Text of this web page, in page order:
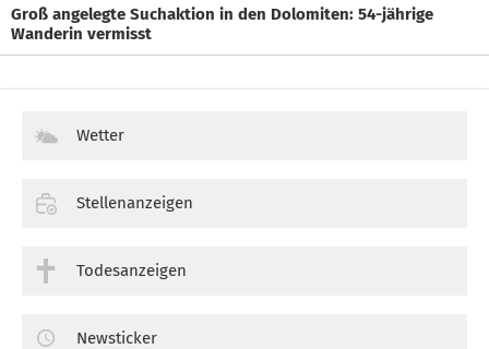
Groß angelegte Suchaktion in den Dolomiten: 54-jährige
Wanderin vermisst
Wetter
Stellenanzeigen
Todesanzeigen
Newsticker